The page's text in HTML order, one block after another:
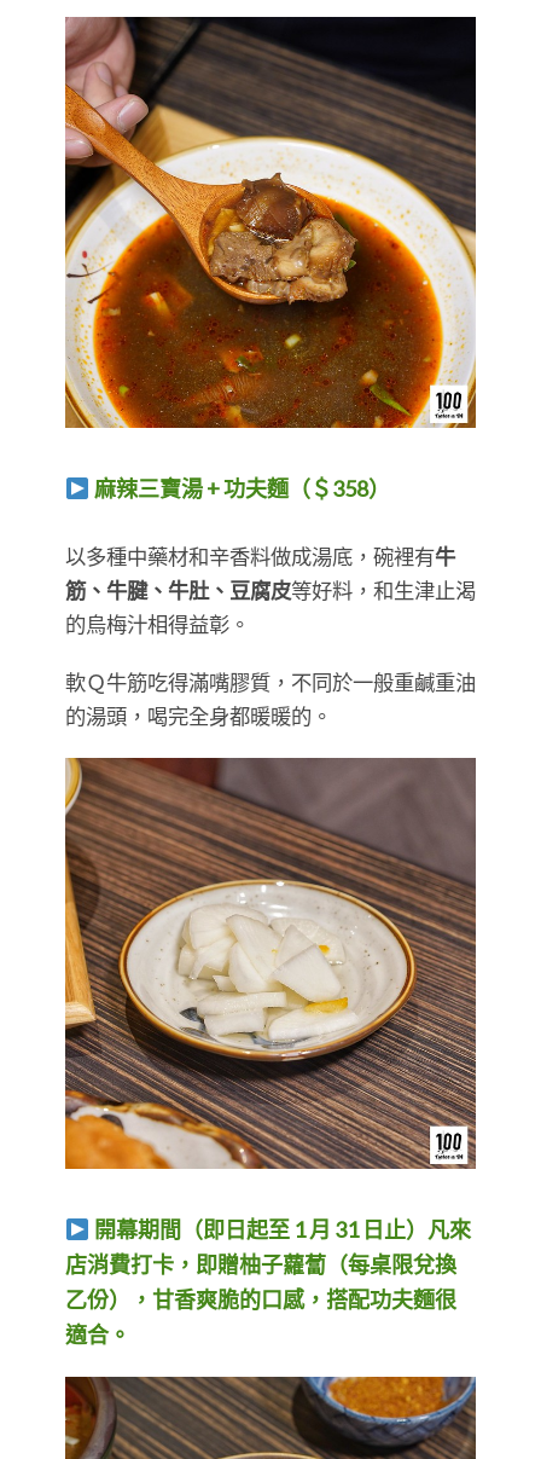
麻辣三寶湯 + 功夫麵（＄358）
​​​​​​​以多種中藥材和辛香料做成湯底，碗裡有牛
筋、牛腱、牛肚、豆腐皮等好料，和生津止渴
的烏梅汁相得益彰。
軟Ｑ牛筋吃得滿嘴膠質，不同於一般重鹹重油
的湯頭，喝完全身都暖暖的。
開幕期間（即日起至 1 月 31 日止）凡來
店消費打卡，即贈柚子蘿蔔（每桌限兌換
乙份），甘香爽脆的口感，搭配功夫麵很
適合。